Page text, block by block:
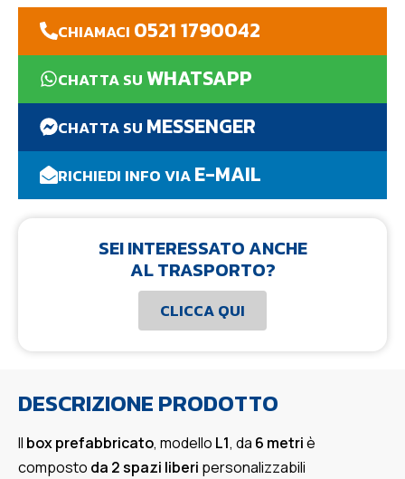
CHIAMACI 0521 1790042
CHATTA SUWHATSAPP
CHATTA SU MESSENGER
RICHIEDI INFO VIAE-MAIL
SEI INTERESSATO ANCHE
AL TRASPORTO?
CLICCA QUI
DESCRIZIONE PRODOTTO
Il box prefabbricato, modello L1, da 6 metriè
composto da 2 spazi liberi personalizzabili